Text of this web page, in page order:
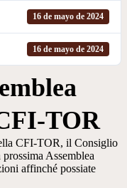
16 de mayo de 2024
16 de mayo de 2024
TOR
CFI-TOR, il Consiglio
Assemblea
affinché possiate